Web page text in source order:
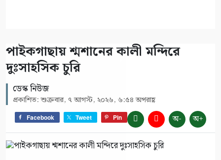
পাইকগাছায় শ্মশানের কালী মন্দিরে
দুঃসাহসিক চুরি
ডেস্ক নিউজ
প্রকাশিত: শুক্রবার, ৭ আগস্ট, ২০২৬, ৬:৫৪ অপরাহ্ণ
Facebook Tweet Pin অ- অ+